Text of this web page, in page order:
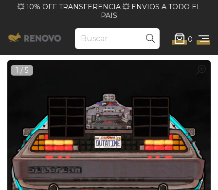
💥 10% OFF TRANSFERENCIA 💥 ENVIOS A TODO EL
PAIS
0
1 / 5